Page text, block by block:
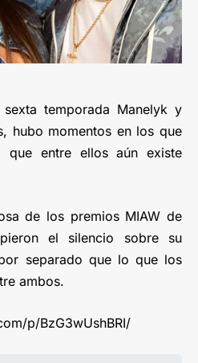
temporada Manelyk y
hubo momentos en los que
que entre ellos aún existe
de los premios MIAW de
el silencio sobre su
separado que lo que los
ambos.
p/BzG3wUshBRI/